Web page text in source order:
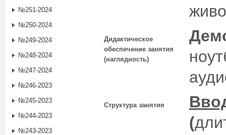
Дидактическое
обеспечение занятия
(наглядность)
Структура занятия
(
№251-2024
№250-2024
№249-2024
№248-2024
№247-2024
№246-2023
№245-2023
№244-2023
№243-2023